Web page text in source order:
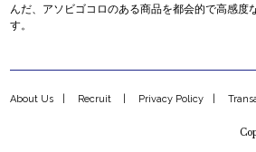
んだ、アソビゴコロのある商品を都会的で高感度
す。
About Us Recruit Privacy Policy